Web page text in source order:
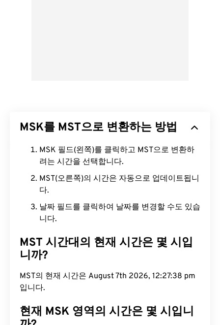
MSK를 MST으로 변환하는 방법
MSK 필드(왼쪽)를 클릭하고 MST으로 변환하
려는 시간을 선택합니다.
MST(오른쪽)의 시간은 자동으로 업데이트됩니
다.
날짜 필드를 클릭하여 날짜를 변경할 수도 있습
니다.
MST 시간대의 현재 시간은 몇 시입
니까?
MST의 현재 시간은 August 7th 2026, 12:27:39 pm
입니다.
현재 MSK 영역의 시간은 몇 시입니